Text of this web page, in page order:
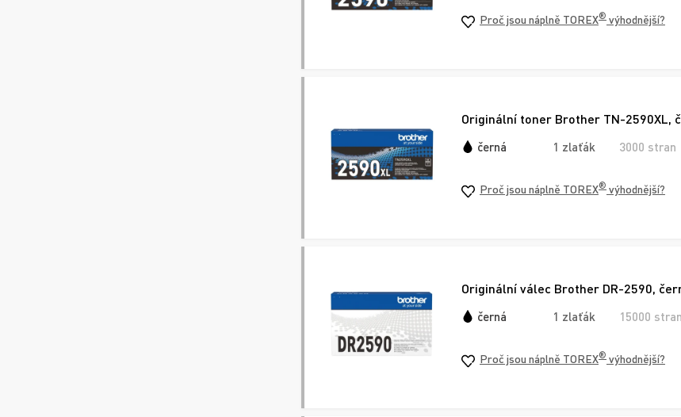
Proč jsou náplně TOREX® výhodnější?
Originální toner Brother TN-2590XL,
černá 1 zlaťák 3000 stran
Proč jsou náplně TOREX® výhodnější?
Originální válec Brother DR-2590,
černá 1 zlaťák 15000 stran
Proč jsou náplně TOREX® výhodnější?